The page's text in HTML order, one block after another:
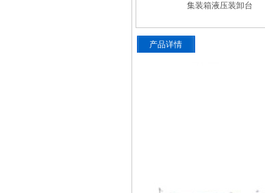
集装箱液压装卸台
产品详情